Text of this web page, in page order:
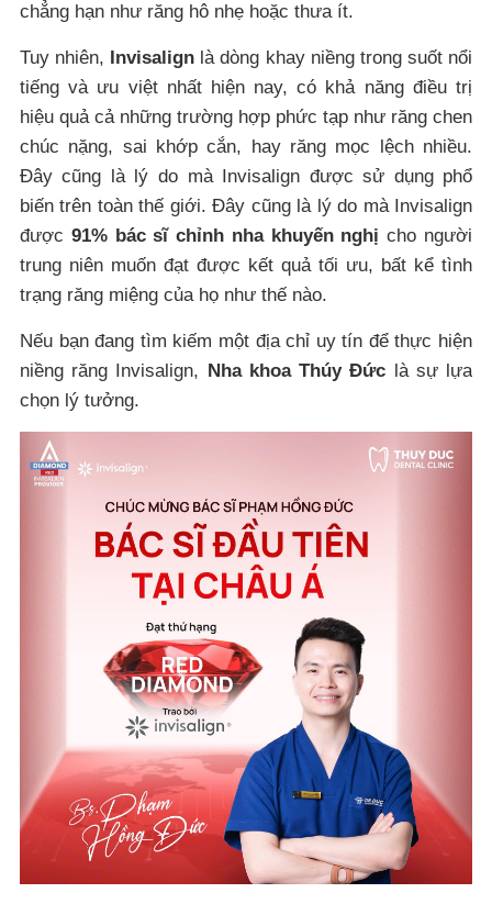
chẳng hạn như răng hô nhẹ hoặc thưa ít.
Tuy nhiên, Invisalign là dòng khay niềng trong suốt nổi
tiếng và ưu việt nhất hiện nay, có khả năng điều trị
hiệu quả cả những trường hợp phức tạp như răng chen
chúc nặng, sai khớp cắn, hay răng mọc lệch nhiều.
Đây cũng là lý do mà Invisalign được sử dụng phổ
biến trên toàn thế giới. Đây cũng là lý do mà Invisalign
được 91% bác sĩ chỉnh nha khuyến nghị cho người
trung niên muốn đạt được kết quả tối ưu, bất kể tình
trạng răng miệng của họ như thế nào.
Nếu bạn đang tìm kiếm một địa chỉ uy tín để thực hiện
niềng răng Invisalign,
Nha khoa Thúy Đức là sự lựa
chọn lý tưởng.